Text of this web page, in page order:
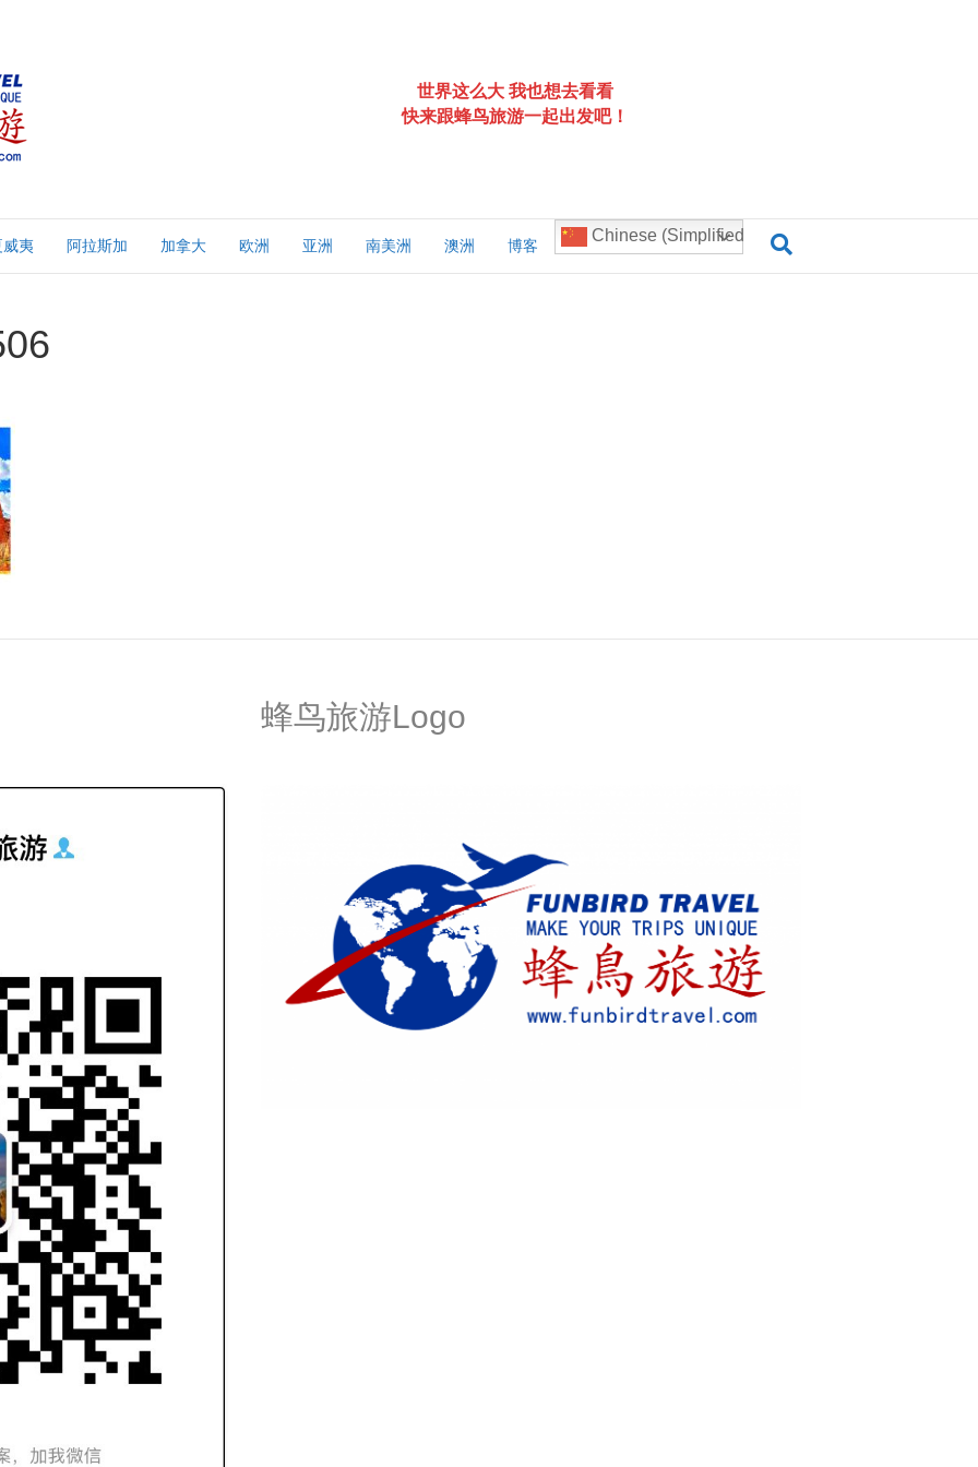
世界这么大 我也想去看看
快来跟蜂鸟旅游一起出发吧！
威夷 阿拉斯加 加拿大 欧洲 亚洲 南美洲 澳洲 博客
Chinese (Simplified)
蜂鸟旅游Logo